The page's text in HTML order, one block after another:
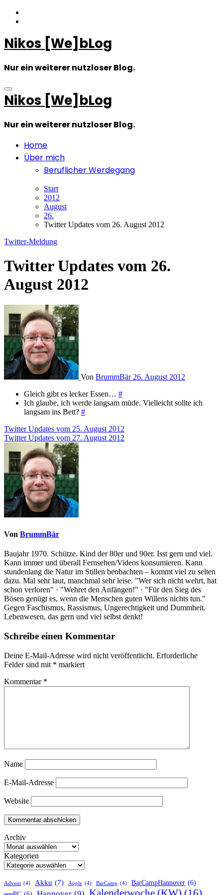
Zum
Inhalt
Nikos [We]bLog
Nur ein weiterer nutzloser Blog.
Nikos [We]bLog
Nur ein weiterer nutzloser Blog.
Home
Über mich
Beruflicher Werdegang
Start
2012
August
26.
Twitter Updates vom 26. August 2012
Twitter-Meldung
Twitter Updates vom 26.
August 2012
Von BrummBär 26. August 2012
Gleich gibt es lecker Essen… #
Ich glaube, ich werde langsam müde. Vielleicht sollte ich
langsam ins Bett? #
Beitragsnavigation
Twitter Updates vom 25. August 2012
Twitter Updates vom 27. August 2012
Von BrummBär
Baujahr 1970. Schütze. Kind der 80er und 90er. Isst gern und viel.
Kann immer und überall Fernsehen/Videos konsumieren. Kann
stundenlang die Natur im Stillen beobachten – kommt viel zu selten
dazu. Mal sehr laut, manchmal sehr leise. "Wer sich nicht wehrt, hat
schon verloren" · "Wehret den Anfängen!" · "Für den Sieg des
Bösen genügt es, wenn die Menschen guten Willens nichts tun."
Gegen Faschismus, Rassismus, Ungerechtigkeit und Dummheit.
Lebenwesen, das gern und viel selbst denkt!
Schreibe einen Kommentar
Deine E-Mail-Adresse wird nicht veröffentlicht. Erforderliche
Felder sind mit * markiert
Kommentar *
Name
E-Mail-Adresse
Website
Archiv
Kategorien
Advent (4) Akku (7) Apple (4) BarCamp (4) BarCampHannover (6)